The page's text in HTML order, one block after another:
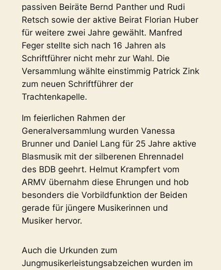
passiven Beiräte Bernd Panther und Rudi
Retsch sowie der aktive Beirat Florian Huber
für weitere zwei Jahre gewählt. Manfred
Feger stellte sich nach 16 Jahren als
Schriftführer nicht mehr zur Wahl. Die
Versammlung wählte einstimmig Patrick Zink
zum neuen Schriftführer der
Trachtenkapelle.
Im feierlichen Rahmen der
Generalversammlung wurden Vanessa
Brunner und Daniel Lang für 25 Jahre aktive
Blasmusik mit der silberenen Ehrennadel
des BDB geehrt. Helmut Krampfert vom
ARMV übernahm diese Ehrungen und hob
besonders die Vorbildfunktion der Beiden
gerade für jüngere Musikerinnen und
Musiker hervor.
Auch die Urkunden zum
Jungmusikerleistungsabzeichen wurden im